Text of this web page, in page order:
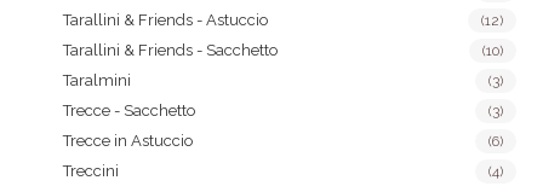
Tarallini & Friends - Astuccio (12)
Tarallini & Friends - Sacchetto (10)
Taralmini (3)
Trecce - Sacchetto (3)
Trecce in Astuccio (6)
Treccini (4)